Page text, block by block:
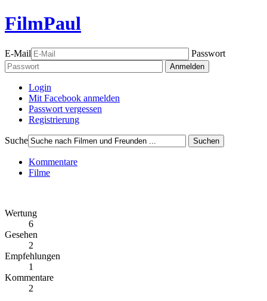
FilmPaul
E-Mail Passwort
Anmelden
Login
Mit Facebook anmelden
Passwort vergessen
Registrierung
Suche Suchen
Kommentare
Filme
Wertung
6
Gesehen
2
Empfehlungen
1
Kommentare
2